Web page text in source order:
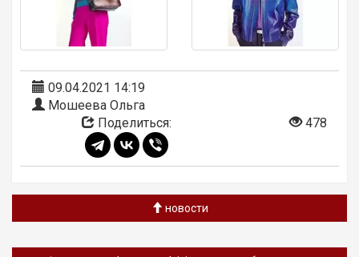
09.04.2021 14:19
Мошеева Ольга
Поделиться:
478
новости